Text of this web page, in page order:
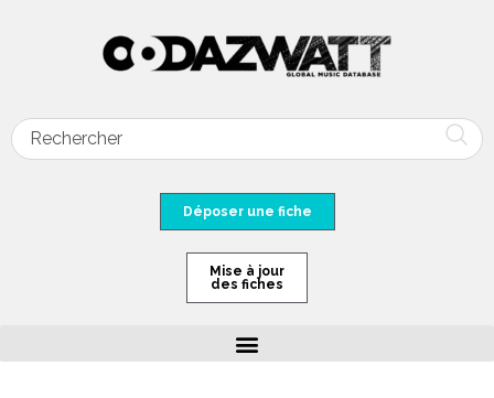
Déposer une fiche
Mise à jour
des fiches